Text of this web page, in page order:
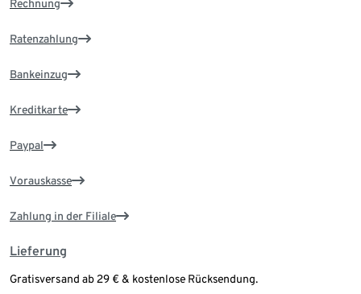
Rechnung
Ratenzahlung
Bankeinzug
Kreditkarte
Paypal
Vorauskasse
Zahlung in der Filiale
Lieferung
Gratisversand ab 29 € & kostenlose Rücksendung.